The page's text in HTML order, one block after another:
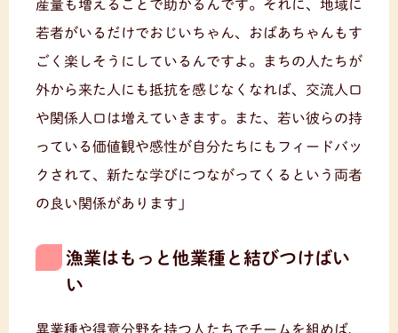
産量も増えることで助かるんです。それに、地域に
若者がいるだけでおじいちゃん、おばあちゃんもす
ごく楽しそうにしているんですよ。まちの人たちが
外から来た人にも抵抗を感じなくなれば、交流人口
や関係人口は増えていきます。また、若い彼らの持
っている価値観や感性が自分たちにもフィードバッ
クされて、新たな学びにつながってくるという両者
の良い関係があります」
漁業はもっと他業種と結びつけばい
い
異業種や得意分野を持つ人たちでチームを組めば、